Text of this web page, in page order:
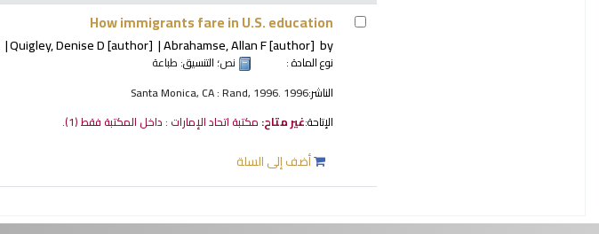
How immigrants fare in U.S. education
by
Abrahamse, Allan F[author]
Quigley, Denise D[author]
نوع المادة : نص؛ التنسيق: طباعة
الناشر:Santa Monica, CA : Rand, 1996. 1996
الإتاحة:غير متاح: مكتبة اتحاد الإمارات : داخل المكتبة فقط(1).
أضف إلى السلة